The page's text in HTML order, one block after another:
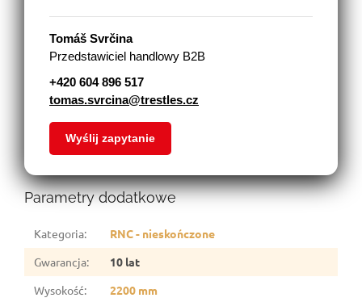
Tomáš Svrčina
Przedstawiciel handlowy B2B
+420 604 896 517
tomas.svrcina@trestles.cz
Wyślij zapytanie
Parametry dodatkowe
Kategoria:
RNC - nieskończone
Gwarancja:
10 lat
Wysokość:
2200 mm